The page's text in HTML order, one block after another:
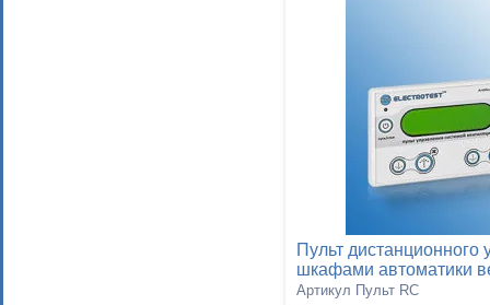
Пульт дистанционного
шкафами автоматики
Артикул Пульт RC